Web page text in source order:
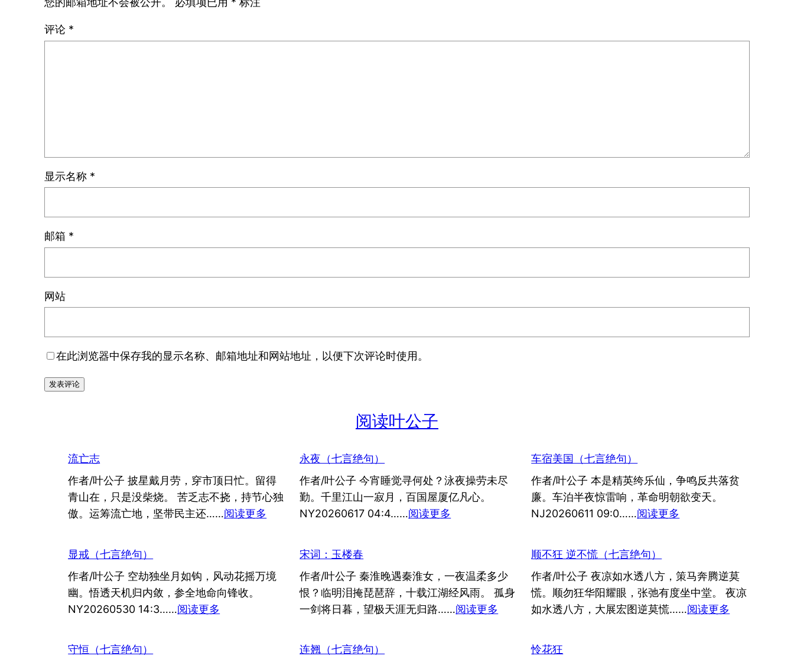
评论 *
显示名称 *
邮箱 *
网站
在此浏览器中保存我的显示名称、邮箱地址和网站地址，以便下次评论时使用。
阅读叶公子
流亡志
作者/叶公子 披星戴月劳，穿市顶日忙。留得
青山在，只是没柴烧。 苦乏志不挠，持节心独
傲。运筹流亡地，坚带民主还……阅读更多
永夜（七言绝句）
作者/叶公子 今宵睡觉寻何处？泳夜操劳未尽
勤。千里江山一寂月，百国屋厦亿凡心。
NY20260617 04:4……阅读更多
言
绝
句）
车宿美国（七言绝句）
作者/叶公子 本是精英绔乐仙，争鸣反共落贫
廉。车泊半夜惊雷响，革命明朝欲变天。
NJ20260611 09:0……阅读更多
国
（七
言
显戒（七言绝句）
作者/叶公子 空劫独坐月如钩，风动花摇万境
幽。悟透天机归内敛，参全地命向锋收。
NY20260530 14:3……阅读更多
宋词：玉楼春
作者/叶公子 秦淮晚遇秦淮女，一夜温柔多少
恨？临明泪掩琵琶辞，十载江湖经风雨。 孤身
一剑将日暮，望极天涯无归路……阅读更多
顺不狂 逆不慌（七言绝句）
作者/叶公子 夜凉如水透八方，策马奔腾逆莫
慌。顺勿狂华阳耀眼，张弛有度坐中堂。 夜凉
如水透八方，大展宏图逆莫慌……阅读更多
守恒（七言绝句） 连翘（七言绝句） 怜花狂